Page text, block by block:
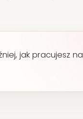
jak pracujesz na